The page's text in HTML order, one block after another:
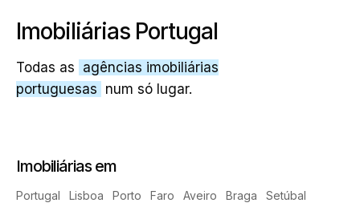
Imobiliárias Portugal
Todas as agências imobiliárias
portuguesas num só lugar.
Imobiliárias em
Portugal Lisboa Porto Faro Aveiro Braga
Setúbal